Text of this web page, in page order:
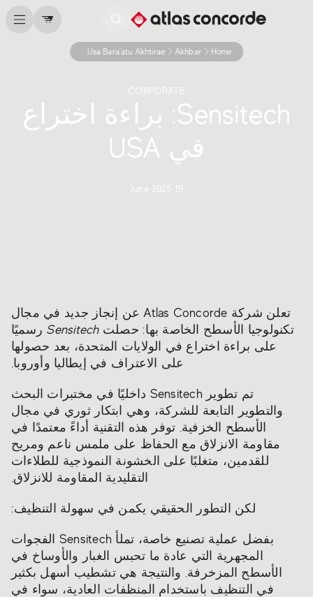
Home
Akhbar
Sensitech Usa Bara'atu Akhtirae
CORPORATE
Sensitech: براءة اختراع
في USA
19 June 2025
تعلن شركة Atlas Concorde عن إنجاز جديد في مجال
تكنولوجيا الأسطح الخاصة بها: حصلتSensitech رسميًا
على براءة اختراع في الولايات المتحدة، بعد حصولها
على الاعتراف في إيطاليا وأوروبا.
تم تطوير Sensitech داخليًا في مختبرات البحث
والتطوير التابعة للشركة، وهي ابتكار ثوري في مجال
الأسطح الخزفية. توفر هذه التقنية أداءً معتمدًا في
مقاومة الانزلاق مع الحفاظ على ملمس ناعم ومريح
للقدمين، متغلبًا على الخشونة النموذجية للطلاءات
التقليدية المقاومة للانزلاق.
لكن التطور الحقيقي يكمن في سهولة التنظيف:
بفضل عملية تصنيع خاصة، تملأ Sensitech الفجوات
المجهرية التي عادة ما تحبس الغبار والأوساخ في
الأسطح المزخرفة. والنتيجة هي تشطيب أسهل بكثير
في التنظيف باستخدام المنظفات العادية، سواء في